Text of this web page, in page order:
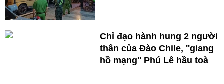
Chỉ đạo hành hung 2 người
thân của Đào Chile, ''giang
hồ mạng'' Phú Lê hầu toà